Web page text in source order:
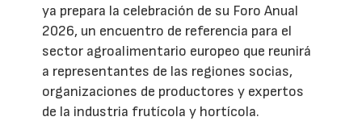
ya prepara la celebración de su Foro Anual
2026, un encuentro de referencia para el
sector agroalimentario europeo que reunirá
a representantes de las regiones socias,
organizaciones de productores y expertos
de la industria frutícola y hortícola.